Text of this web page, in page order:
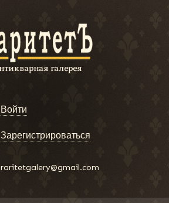
Войти
Зарегистрироваться
raritetgalery@gmail.com